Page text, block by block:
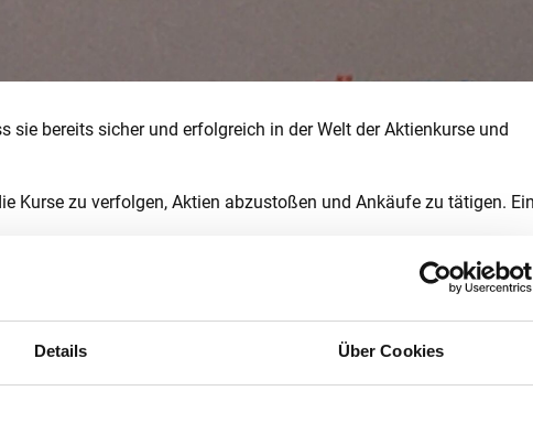
Details Über Cookies
sie bereits sicher und erfolgreich in der Welt der Aktienkurse und
Kurse zu verfolgen, Aktien abzustoßen und Ankäufe zu tätigen.
unter den über 3500 teilnehmenden Schüler:innen, er ist
Zertifikate, behalten, abwarten, Glück haben!
an der Börse keine rein männliche Angelegenheit mehr
Halbleiter- und Chiphersteller, Aktien der „Mag 7“, der